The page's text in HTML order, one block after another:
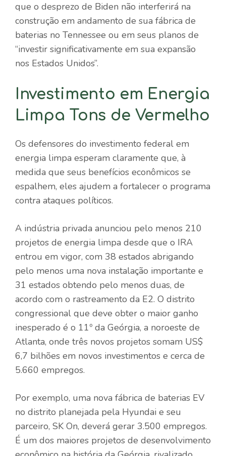
que o desprezo de Biden não interferirá na
construção em andamento de sua fábrica de
baterias no Tennessee ou em seus planos de
“investir significativamente em sua expansão
nos Estados Unidos”.
Investimento em Energia
Limpa Tons de Vermelho
Os defensores do investimento federal em
energia limpa esperam claramente que, à
medida que seus benefícios econômicos se
espalhem, eles ajudem a fortalecer o programa
contra ataques políticos.
A indústria privada anunciou pelo menos 210
projetos de energia limpa desde que o IRA
entrou em vigor, com 38 estados abrigando
pelo menos uma nova instalação importante e
31 estados obtendo pelo menos duas, de
acordo com o rastreamento da E2. O distrito
congressional que deve obter o maior ganho
inesperado é o 11º da Geórgia, a noroeste de
Atlanta, onde três novos projetos somam US$
6,7 bilhões em novos investimentos e cerca de
5.660 empregos.
Por exemplo, uma nova fábrica de baterias EV
no distrito planejada pela Hyundai e seu
parceiro, SK On, deverá gerar 3.500 empregos.
É um dos maiores projetos de desenvolvimento